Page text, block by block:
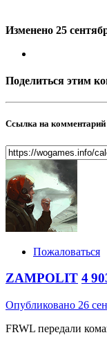
Изменено 25
Поделиться этим
Ссылка на комментарий
Пожаловаться
ZAMPOLIT 4
Опубликовано 26
FRWL передали